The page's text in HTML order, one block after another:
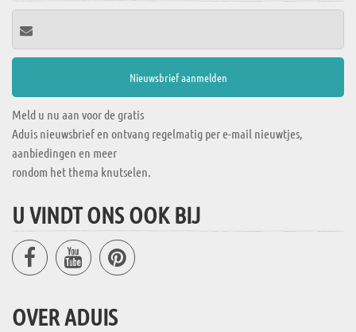
Meld u nu aan voor de gratis
Aduis nieuwsbrief en ontvang regelmatig per e-mail nieuwtjes,
aanbiedingen en meer
rondom het thema knutselen.
U VINDT ONS OOK BIJ
OVER ADUIS